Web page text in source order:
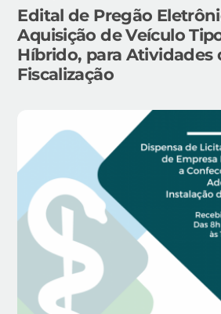
Edital de Pregão
Aquisição de Veículo
Híbrido, para Atividades
Fiscalização